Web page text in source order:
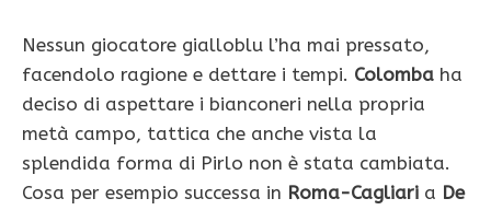
Nessun giocatore gialloblu l’ha mai pressato,
facendolo ragione e dettare i tempi. Colomba ha
deciso di aspettare i bianconeri nella propria
metà campo, tattica che anche vista la
splendida forma di Pirlo non è stata cambiata.
Cosa per esempio successa in Roma-Cagliari a De